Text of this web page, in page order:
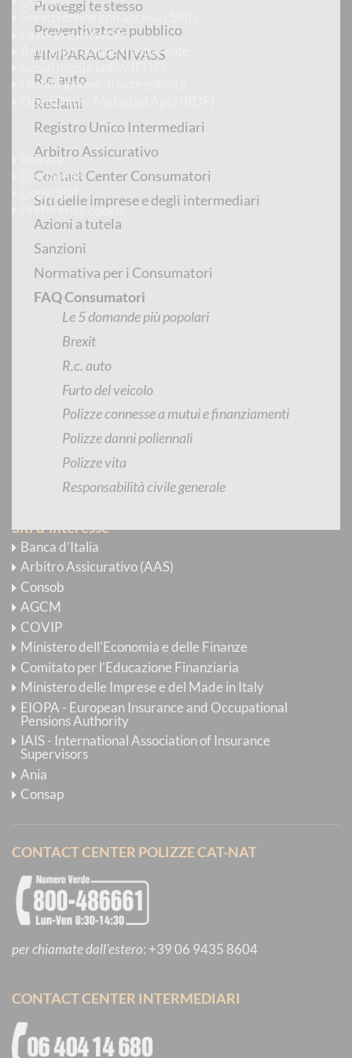
Proteggi te stesso
Preventivatore pubblico
#IMPARACONIVASS
R.c. auto
Reclami
Registro Unico Intermediari
Arbitro Assicurativo
Contact Center Consumatori
Siti delle imprese e degli intermediari
Azioni a tutela
Sanzioni
Normativa per i Consumatori
FAQ Consumatori
Le 5 domande più popolari
Brexit
R.c. auto
Furto del veicolo
Polizze connesse a mutui e finanziamenti
Polizze danni poliennali
Polizze vita
Responsabilità civile generale
Servizi online con accesso SPID
Lavorare in IVASS
Amministrazione trasparente
Dichiarazione di accessibilità
Open Data - Metadati Agid (RDF)
Informazioni Legali
Privacy
Disclaimer
Copyright
Preferenze cookie
Seguici su
Instagram
LinkedIn
Newsletter
E-mail Alert
YouTube
Flickr
Siti d'interesse
Banca d’Italia
Arbitro Assicurativo (AAS)
Consob
AGCM
COVIP
Ministero dell'Economia e delle Finanze
Comitato per l'Educazione Finanziaria
Ministero delle Imprese e del Made in Italy
EIOPA - European Insurance and Occupational
Pensions Authority
IAIS - International Association of Insurance
Supervisors
Ania
Consap
CONTACT CENTER POLIZZE CAT-NAT
per chiamate dall'estero: +39 06 9435 8604
CONTACT CENTER INTERMEDIARI